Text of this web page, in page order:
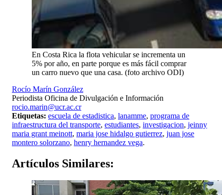
En Costa Rica la flota vehicular se incrementa un
5% por año, en parte porque es más fácil comprar
un carro nuevo que una casa. (foto archivo ODI)
Rocío Marín González
Periodista Oficina de Divulgación e Información
rocio.marin@ucr.ac.cr
Etiquetas: escuela de estadistica, lanamme, programa de
infraestructura del transporte, estudiantes, investigacion, jeinny
maria grant meinott, maria jose hidalgo gutierrez, juan jose
montero solorzano, henry hernandez vega.
Artículos Similares: